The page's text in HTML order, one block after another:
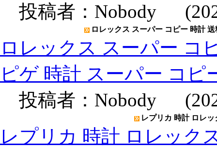
投稿者： Nobody
ロレックス スーパー コピー 時計
ロレックス スーパー コ
ピゲ 時計 スーパー コピ
投稿者： Nobody
レプリカ 時計 ロレ
レプリカ 時計 ロレック